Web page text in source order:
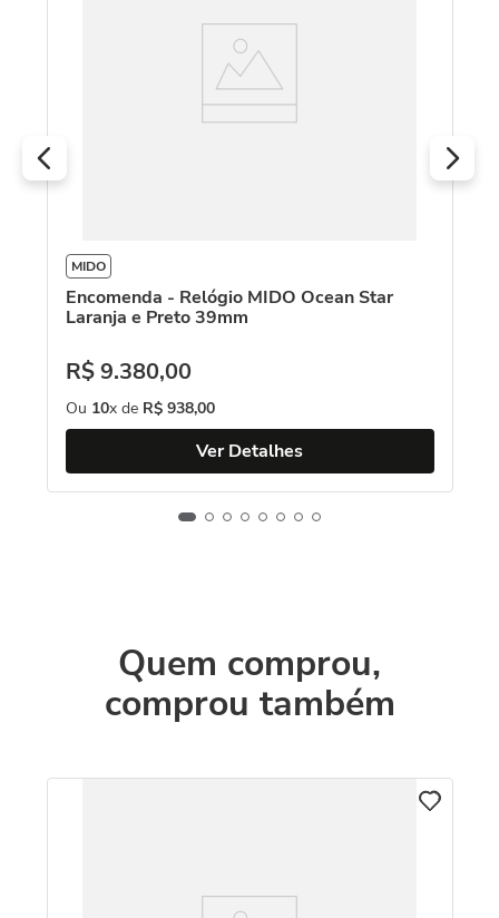
MIDO
Encomenda - Relógio MIDO Ocean Star
Laranja e Preto 39mm
R$ 9.380,00
Ou 10x de R$ 938,00
Ver Detalhes
Quem comprou,
comprou também